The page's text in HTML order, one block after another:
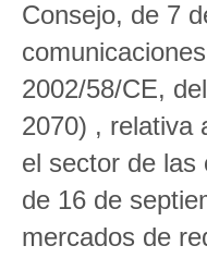
Consejo, de 7
2002/58/CE,
2070) , relativa
el sector de las
de 16 de
mercados de